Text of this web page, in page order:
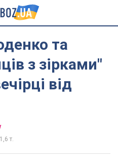
та
з зірками"
від
1,6 т.